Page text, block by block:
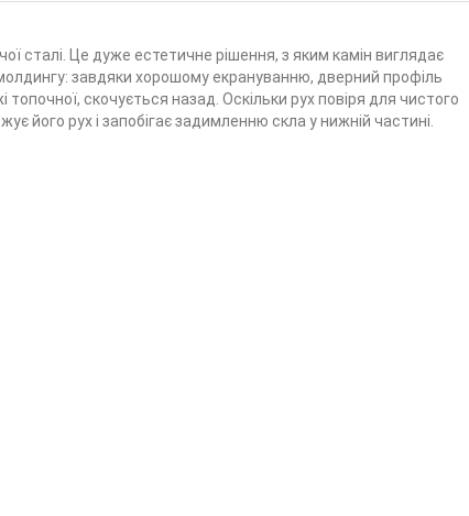
сталі. Це дуже естетичне рішення, з яким камін виглядає
завдяки хорошому екрануванню, дверний профіль
скочується назад. Оскільки рух повіря для чистого
його рух і запобігає задимленню скла у нижній частині.